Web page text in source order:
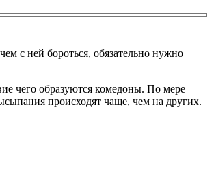
с ней бороться, обязательно нужно
чего образуются комедоны. По мере
происходят чаще, чем на других.